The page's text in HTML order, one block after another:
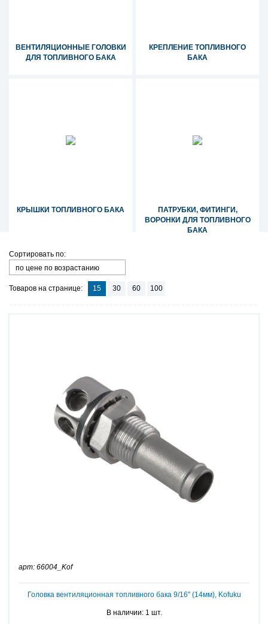
ВЕНТИЛЯЦИОННЫЕ ГОЛОВКИ
ДЛЯ ТОПЛИВНОГО БАКА
КРЕПЛЕНИЕ ТОПЛИВНОГО
БАКА
КРЫШКИ ТОПЛИВНОГО БАКА
ПАТРУБКИ, ФИТИНГИ,
ВОРОНКИ ДЛЯ ТОПЛИВНОГО
БАКА
Сортировать по:
по цене по возрастанию
Товаров на странице: 15 30 60 100
арт: 66004_Kof
Головка вентиляционная топливного бака 9/16" (14мм), Kofuku
В наличии: 1 шт.